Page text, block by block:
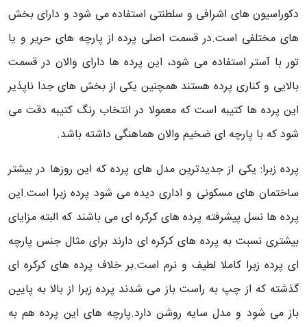
دکوراسیون های اشرافی و سلطنتی استفاده می شود و دارای بخش
های مختلفی است.در قسمت اصلی پرده از پارچه های حریر و یا
تور با آستر استفاده می شود، این پرده ها دارای والان در قسمت
بالایی و کناری پرده هستند همچنین یکی از بخش های جدا ناپذیر
این پرده ها کتیبه است که معمولا در انتخاب رنگ کتیبه دقت می
شود که با پارچه ای ضخیم والان هماهنگی داشته باشد.
پرده زبرا: یکی از جدیدترین مدل های پرده که این روزها در بیشتر
ساختمان های مسکونی و اداری دیده می شود پرده زبرا است.این
پرده ها نسل پیشرفته پرده های کرکره ای می باشند که البته مزایای
بیشتری نسبت به پرده های کرکره ای دارند برای مثال جنس پارچه
ای پرده زبرا کاملا لطیف و نرم است.بر خلاف پرده های کرکره ای
گذشته که از چپ به راست باز می شدند پرده زبرا از بالا به پایین
باز می شود و مدل سایه روشن دارد.پارچه های این پرده هم به